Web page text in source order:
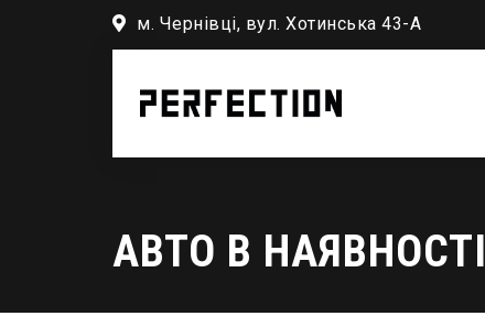
м. Чернівці, вул. Хотинська 43-А
АВТО В НАЯВНОСТІ